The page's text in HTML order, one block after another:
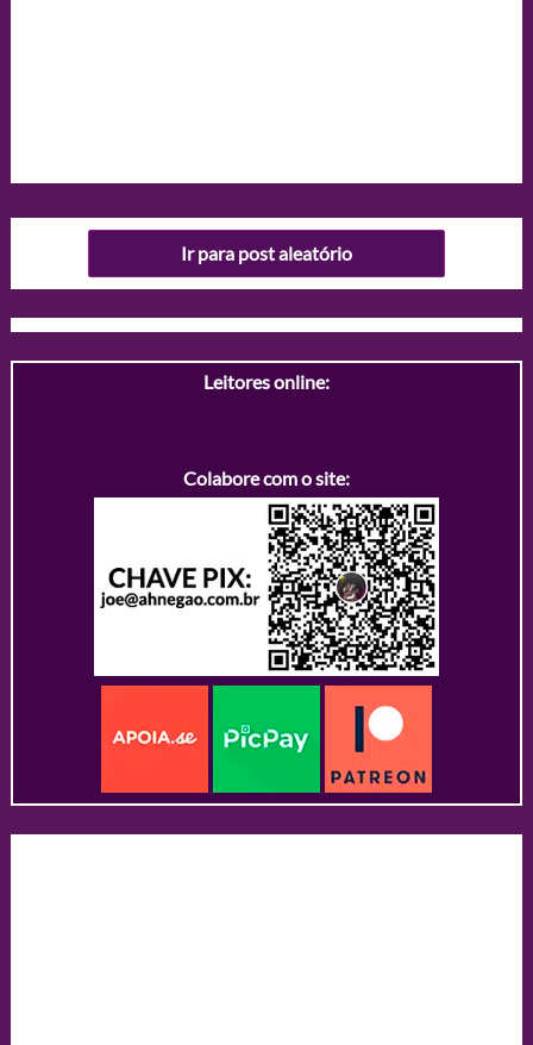
Ir para post aleatório
Leitores online:
Colabore com o site: